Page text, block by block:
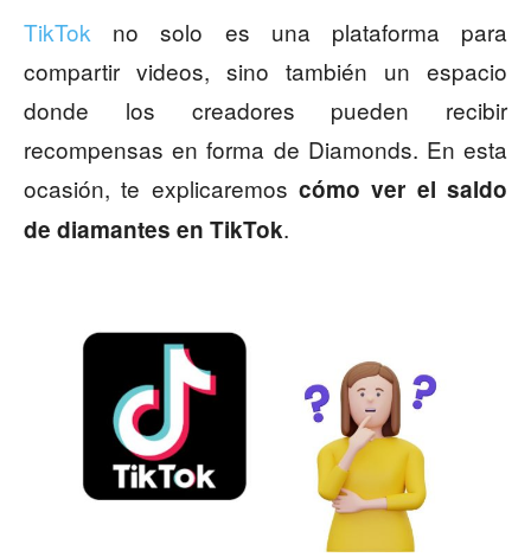
TikTok no solo es una plataforma para
compartir videos, sino también un espacio
donde los creadores pueden recibir
recompensas en forma de Diamonds. En esta
ocasión, te explicaremos cómo ver el saldo
de diamantes en TikTok.